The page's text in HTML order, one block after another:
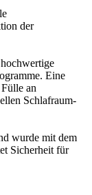
der
Eine
an
Schlafraum-
wurde mit dem
Sicherheit für